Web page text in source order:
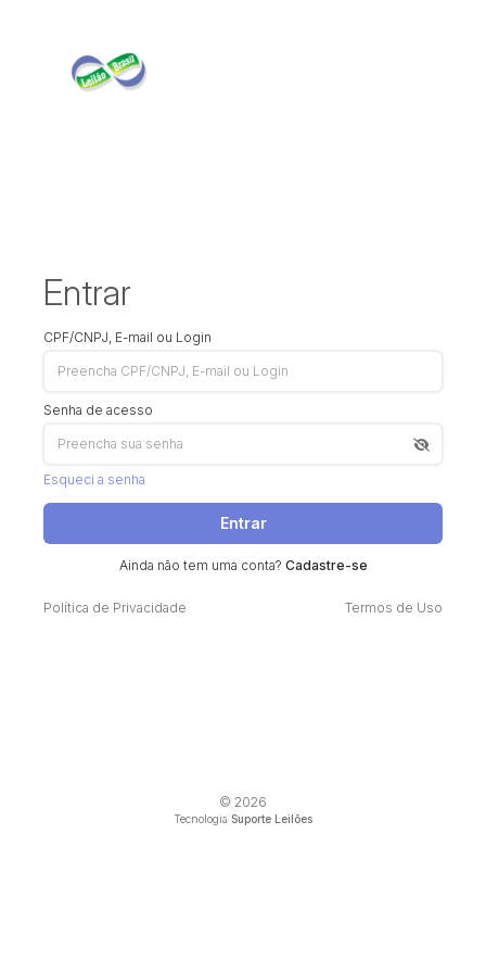
Entrar
CPF/CNPJ, E-mail ou Login
Senha de acesso
Esqueci a senha
Entrar
Ainda não tem uma conta? Cadastre-se
Política de Privacidade Termos de Uso
© 2026
Tecnologia Suporte Leilões